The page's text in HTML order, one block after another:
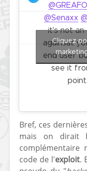
@Senaxx
it's not an
againsat
end user
see it
Cliquez
Bref, ces
mais on dirait
complémentaire
code de l'exploit.